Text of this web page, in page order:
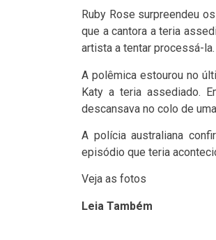
Ruby Rose surpreendeu
que a cantora a teria
artista a tentar processá-la.
A polêmica estourou no
Katy a teria assediado.
descansava no colo de
A polícia australiana
episódio que teria
Veja as fotos
Leia Também